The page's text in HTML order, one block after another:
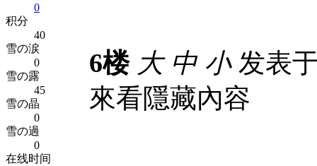
0
积分
40
雪の涙
0
雪の露
45
雪の晶
0
雪の過
0
在线时间
6楼 大 中 小发表
來看隱藏內容